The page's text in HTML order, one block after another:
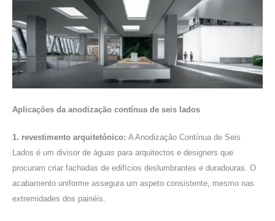
Aplicações da anodização contínua de seis lados
1. revestimento arquitetónico: A Anodização Contínua de Seis
Lados é um divisor de águas para arquitectos e designers que
procuram criar fachadas de edifícios deslumbrantes e duradouras. O
acabamento uniforme assegura um aspeto consistente, mesmo nas
extremidades dos painéis.